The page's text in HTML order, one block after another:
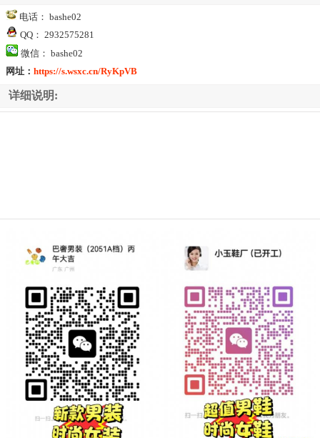
电话： bashe02
QQ： 2932575281
微信： bashe02
网址： https://s.wsxc.cn/RyKpVB
详细说明: